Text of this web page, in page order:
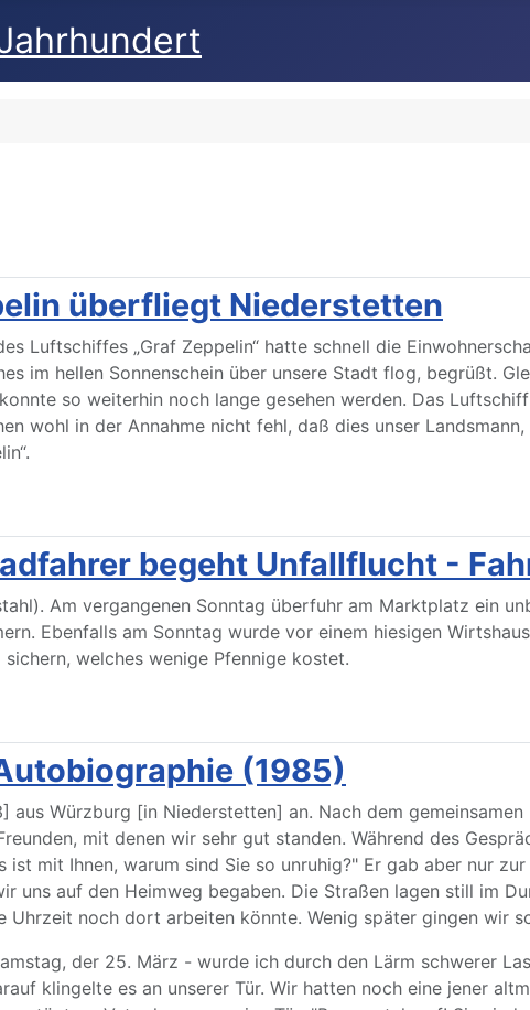
überfliegt Niederstetten
Luftschiffes „Graf Zeppelin“ hatte schnell die
im hellen Sonnenschein über unsere Stadt flog, begrüßt.
so weiterhin noch lange gesehen werden. Das
wohl in der Annahme nicht fehl, daß dies unser
begeht Unfallflucht -
Am vergangenen Sonntag überfuhr am Marktplatz ein
Ebenfalls am Sonntag wurde vor einem hiesigen
welches wenige Pfennige kostet.
(1985)
aus Würzburg [in Niederstetten] an. Nach dem
mit denen wir sehr gut standen. Während des
ist mit Ihnen, warum sind Sie so unruhig?" Er gab aber nur
uns auf den Heimweg begaben. Die Straßen lagen still im
Uhrzeit noch dort arbeiten könnte. Wenig später gingen wir
der 25. März - wurde ich durch den Lärm schwerer
klingelte es an unserer Tür. Wir hatten noch eine jener